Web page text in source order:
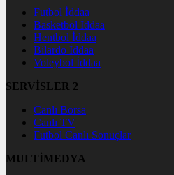
Futbol İddaa
Basketbol İddaa
Hentbol İddaa
Bilardo İddaa
Voleybol İddaa
SERVİSLER 2
Canlı Borsa
Canlı TV
Futbol Canlı Sonuçlar
MULTİMEDYA